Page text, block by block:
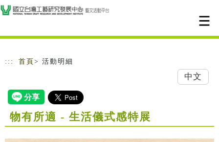
跳到主要內容
網站導覽
::: 首頁 > 活動明細
中文
物有所適 - 生活儀式感特展